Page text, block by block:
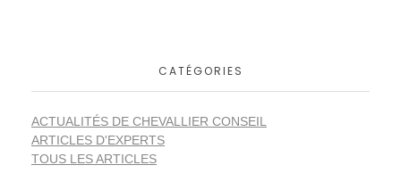
CATÉGORIES
ACTUALITÉS DE CHEVALLIER CONSEIL
ARTICLES D'EXPERTS
TOUS LES ARTICLES